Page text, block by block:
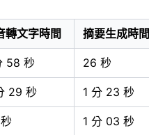
轉文字時間 摘要生成時間
58 秒 26 秒
29 秒 1 分 23 秒
1 分 03 秒